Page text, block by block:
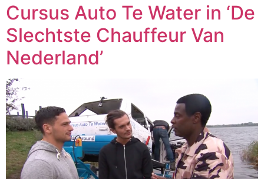
Cursus Auto Te Water in ‘De
Slechtste Chauffeur Van
Nederland’